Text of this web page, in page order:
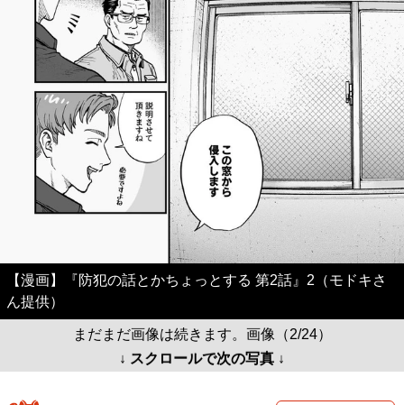
【漫画】『防犯の話とかちょっとする 第2話』2（モドキさ
ん提供）
まだまだ画像は続きます。画像（2/24）
↓ スクロールで次の写真 ↓